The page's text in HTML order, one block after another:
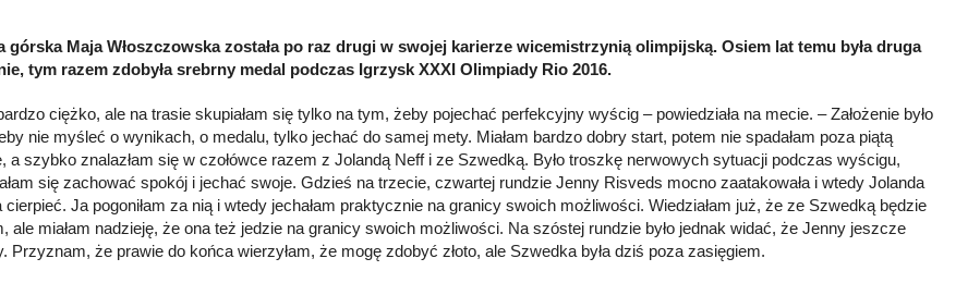
górska Maja Włoszczowska została po raz drugi w swojej karierze wicemistrzynią olimpijską. Osiem lat temu była druga
tym razem zdobyła srebrny medal podczas Igrzysk XXXI Olimpiady Rio 2016.
ciężko, ale na trasie skupiałam się tylko na tym, żeby pojechać perfekcyjny wyścig – powiedziała na mecie. – Założenie było
nie myśleć o wynikach, o medalu, tylko jechać do samej mety. Miałam bardzo dobry start, potem nie spadałam poza piątą
a szybko znalazłam się w czołówce razem z Jolandą Neff i ze Szwedką. Było troszkę nerwowych sytuacji podczas wyścigu,
się zachować spokój i jechać swoje. Gdzieś na trzecie, czwartej rundzie Jenny Risveds mocno zaatakowała i wtedy Jolanda
cierpieć. Ja pogoniłam za nią i wtedy jechałam praktycznie na granicy swoich możliwości. Wiedziałam już, że ze Szwedką będzie
ale miałam nadzieję, że ona też jedzie na granicy swoich możliwości. Na szóstej rundzie było jednak widać, że Jenny jeszcze
Przyznam, że prawie do końca wierzyłam, że mogę zdobyć złoto, ale Szwedka była dziś poza zasięgiem.